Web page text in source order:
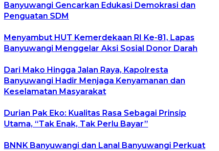
Banyuwangi Gencarkan Edukasi Demokrasi dan
Penguatan SDM
Menyambut HUT Kemerdekaan RI Ke-81, Lapas
Banyuwangi Menggelar Aksi Sosial Donor Darah
Dari Mako Hingga Jalan Raya, Kapolresta
Banyuwangi Hadir Menjaga Kenyamanan dan
Keselamatan Masyarakat
Durian Pak Eko: Kualitas Rasa Sebagai Prinsip
Utama, “Tak Enak, Tak Perlu Bayar”
BNNK Banyuwangi dan Lanal Banyuwangi Perkuat